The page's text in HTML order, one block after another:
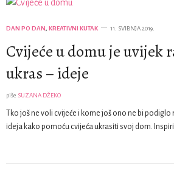
DAN PO DAN, KREATIVNI KUTAK 11. SVIBNJA 2019.
Cvijeće u domu je uvijek
ukras – ideje
piše SUZANA DŽEKO
Tko još ne voli cvijeće i kome još ono ne bi
ideja kako pomoću cvijeća ukrasiti svoj dom.